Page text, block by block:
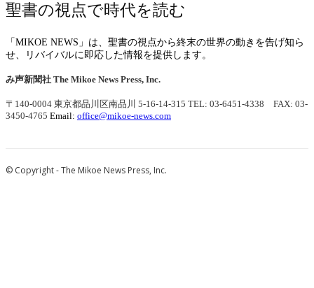
聖書の視点で時代を読む
「MIKOE NEWS」は、聖書の視点から終末の世界の動きを告げ知ら
せ、リバイバルに即応した情報を提供します。
み声新聞社 The Mikoe News Press, Inc.
〒140-0004 東京都品川区南品川 5-16-14-315 TEL: 03-6451-4338 FAX: 03-
3450-4765 Email: office@mikoe-news.com
© Copyright - The Mikoe News Press, Inc.